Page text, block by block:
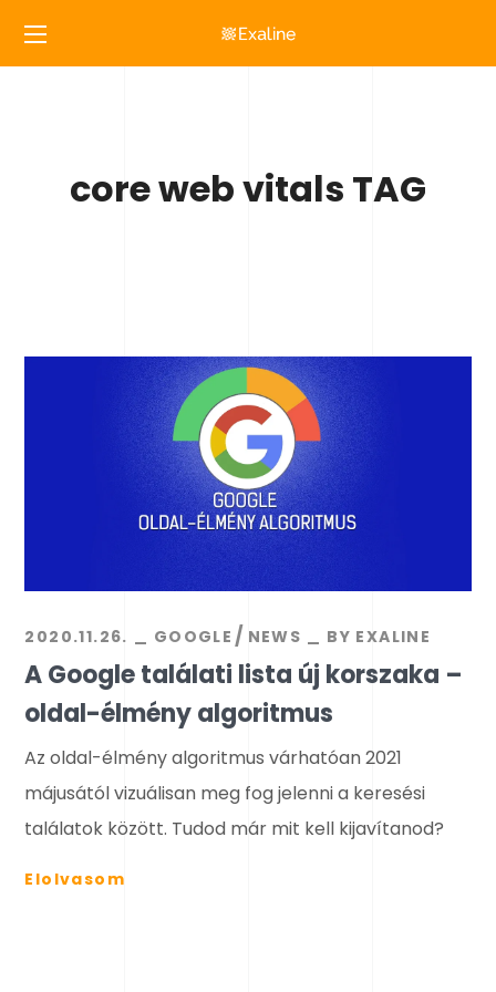
core web vitals TAG
2020.11.26. GOOGLE NEWS BY EXALINE
A Google találati lista új korszaka –
oldal-élmény algoritmus
Az oldal-élmény algoritmus várhatóan 2021
májusától vizuálisan meg fog jelenni a keresési
találatok között. Tudod már mit kell kijavítanod?
Elolvasom